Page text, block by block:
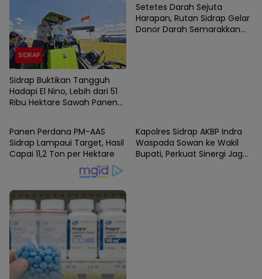
SIDRAP
Sidrap Buktikan Tangguh
Hadapi El Nino, Lebih dari 51
Ribu Hektare Sawah Panen
Setetes Darah Sejuta
Harapan, Rutan Sidrap Gelar
Donor Darah Semarakkan
SIDRAP
Panen Perdana PM-AAS
Sidrap Lampaui Target, Hasil
Capai 11,2 Ton per Hektare
Kapolres Sidrap AKBP Indra
Waspada Sowan ke Wakil
Bupati, Perkuat Sinergi Jaga